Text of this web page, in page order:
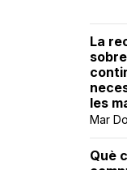
La
les
Mar
Què